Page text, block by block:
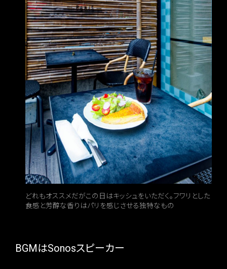
どれもオススメだがこの日はキッシュをいただく。フワリとした
食感と芳醇な香りはパリを感じさせる独特なもの
BGMはSonosスピーカー